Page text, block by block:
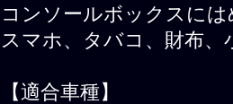
コンソールボックスに
スマホ、タバコ、財布
【適合車種】